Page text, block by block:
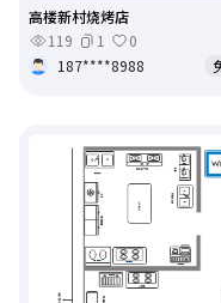
高楼新村烧烤店
119
1
0
187****8988